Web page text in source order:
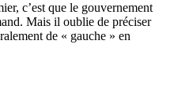
c’est que le gouvernement
Mais il oublie de préciser
de « gauche » en